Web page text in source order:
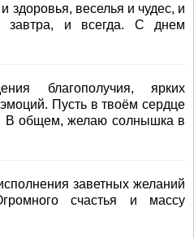
здоровья, веселья и чудес, и
завтра, и всегда. С днем
благополучия, ярких
Пусть в твоём сердце
В общем, желаю солнышка в
заветных желаний
счастья и массу